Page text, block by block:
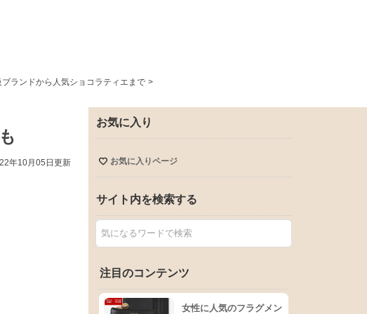
ランドから人気ショコラティエまで >
年10月05日更新
お気に入り
お気に入りページ
サイト内を検索する
注目のコンテンツ
女性に人気のフラグメン